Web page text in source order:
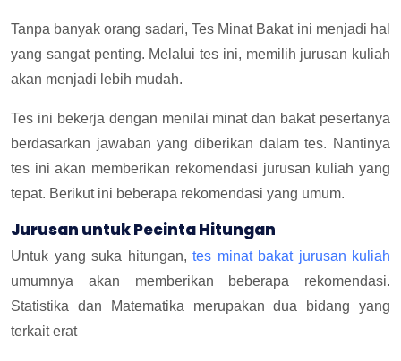
Tanpa banyak orang sadari, Tes Minat Bakat ini menjadi hal
yang sangat penting. Melalui tes ini, memilih jurusan kuliah
akan menjadi lebih mudah.
Tes ini bekerja dengan menilai minat dan bakat pesertanya
berdasarkan jawaban yang diberikan dalam tes. Nantinya
tes ini akan memberikan rekomendasi jurusan kuliah yang
tepat. Berikut ini beberapa rekomendasi yang umum.
Jurusan untuk Pecinta Hitungan
Untuk yang suka hitungan, tes minat bakat jurusan kuliah
umumnya akan memberikan beberapa rekomendasi.
Statistika dan Matematika merupakan dua bidang yang
terkait erat